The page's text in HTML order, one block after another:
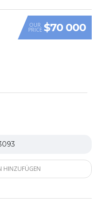
OUR
PRICE $70 000
HINZUFÜGEN